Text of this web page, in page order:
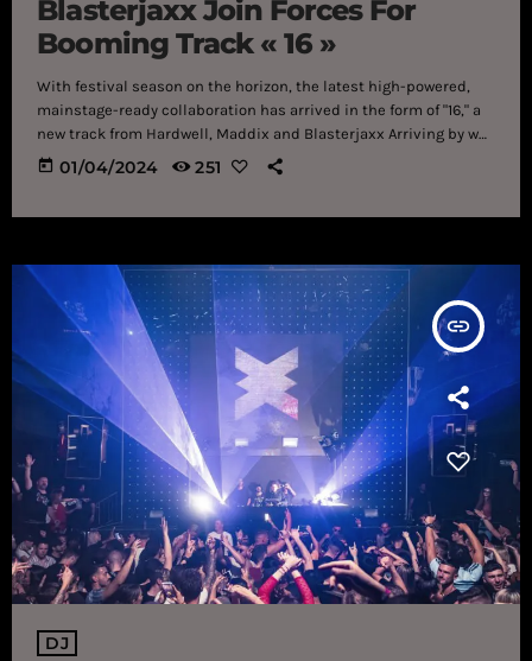
Blasterjaxx Join Forces For
Booming Track « 16 »
With festival season on the horizon, the latest high-powered,
mainstage-ready collaboration has arrived in the form of "16," a
new track from Hardwell, Maddix and Blasterjaxx Arriving by way
of Hardwell's Revealed Records, "16" is a relentless festival
anthem that perfectly captures each of the Dutch producers'
are all names that […]
today 01/04/2024 251
insert_link
DJ